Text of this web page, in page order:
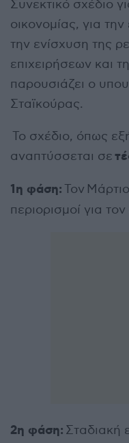
Συνεκτικό σχέδιο
οικονομίας, για
την ενίσχυση της
επιχειρήσεων και
παρουσιάζει ο
Σταϊκούρας.
Το σχέδιο, όπως
αναπτύσσεται σε
1η φάση: Τον
περιορισμοί για
2η φάση: Σταδιακή